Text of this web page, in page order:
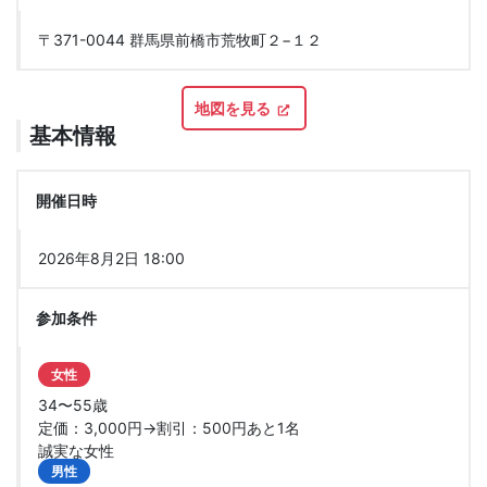
〒371-0044 群馬県前橋市荒牧町２−１２
地図を見る
基本情報
開催日時
2026年8月2日 18:00
参加条件
女性
34〜55歳
定価：3,000円→割引：500円あと1名
誠実な女性
男性